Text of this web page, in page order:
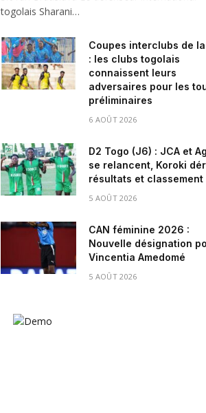
togolais Sharani…
Coupes interclubs de la
: les clubs togolais
connaissent leurs
adversaires pour les
préliminaires
6 AOÛT 2026
D2 Togo (J6) : JCA et
se relancent, Koroki
résultats et classement
5 AOÛT 2026
CAN féminine 2026 :
Nouvelle désignation
Vincentia Amedomé
5 AOÛT 2026